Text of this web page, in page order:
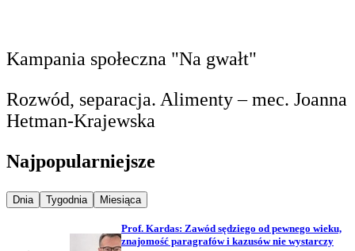
Kampania społeczna "Na gwałt"
Rozwód, separacja. Alimenty – mec. Joanna
Hetman-Krajewska
Najpopularniejsze
Najpopularniejsze wiadomości z
Dnia Najpopularniejsze wiadomości z
Tygodnia Najpopularniejsze wiadomości z
Miesiąca
Prof. Kardas: Zawód sędziego od pewnego wieku,
znajomość paragrafów i kazusów nie wystarczy